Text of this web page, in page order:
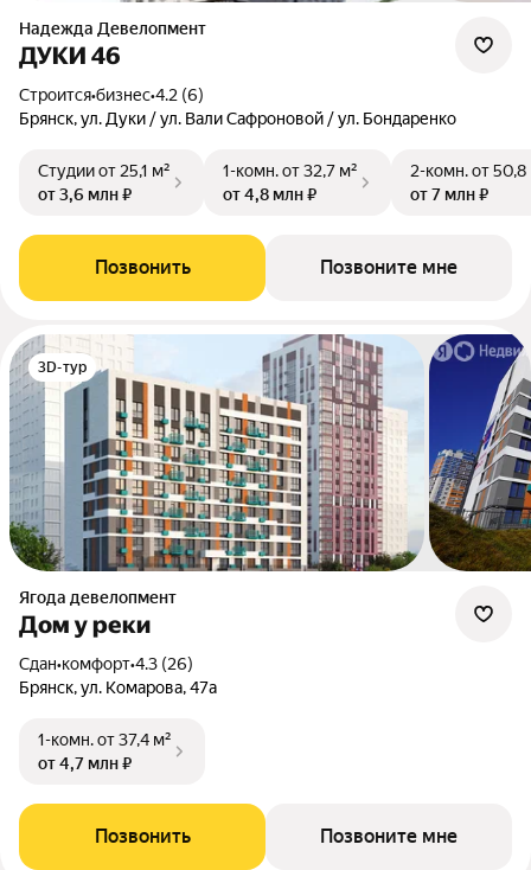
Надежда Девелопмент
ДУКИ 46
Строится•бизнес•4.2 (6)
Брянск, ул. Дуки / ул. Вали Сафроновой / ул. Бондаренко
Студииот 25,1 м²
от 3,6 млн ₽
1-комн.от 32,7 м²
от 4,8 млн ₽
2-комн.от 50,8
от 7 млн ₽
Позвонить Позвоните мне
3D-тур
Ягода девелопмент
Дом у реки
Сдан•комфорт•4.3 (26)
Брянск, ул. Комарова, 47а
1-комн.от 37,4 м²
от 4,7 млн ₽
Позвонить Позвоните мне